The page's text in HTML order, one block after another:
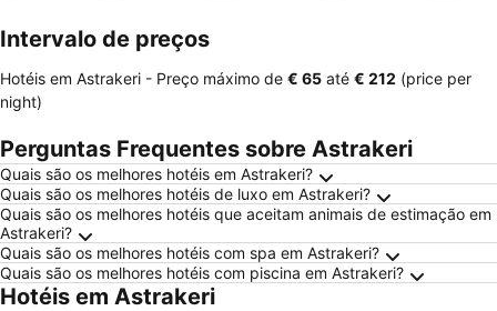
Intervalo de preços
Hotéis em Astrakeri - Preço máximo de ‎€ 65 até ‎€ 212 (price per
night)
Perguntas Frequentes sobre Astrakeri
Quais são os melhores hotéis em Astrakeri?
Quais são os melhores hotéis de luxo em Astrakeri?
Quais são os melhores hotéis que aceitam animais de estimação em
Astrakeri?
Quais são os melhores hotéis com spa em Astrakeri?
Quais são os melhores hotéis com piscina em Astrakeri?
Hotéis em Astrakeri